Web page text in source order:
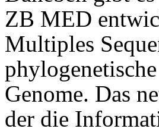
ZB MED
Multiples
Genome. Das
der die